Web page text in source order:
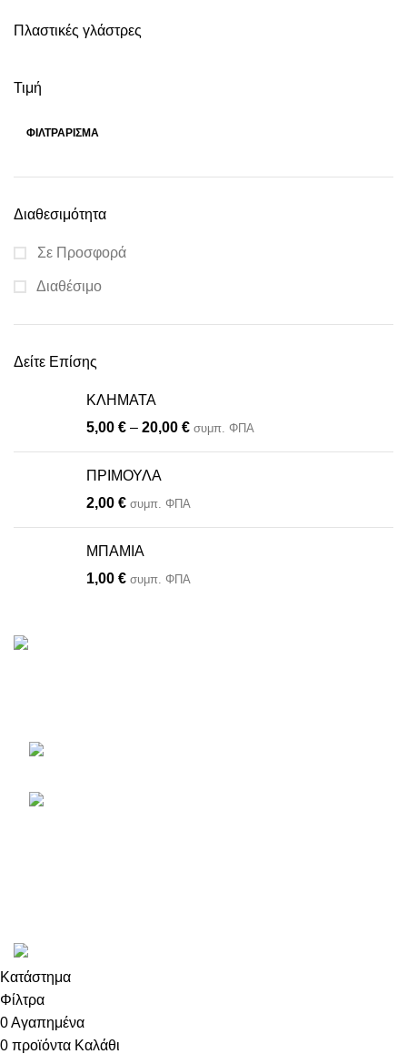
Τιμή
ΦΙΛΤΡΆΡΙΣΜΑ
Διαθεσιμότητα
Σε Προσφορά
Διαθέσιμο
Δείτε Επίσης
ΚΛΗΜΑΤΑ
5,00 € – 20,00 € συμπ. ΦΠΑ
ΠΡΙΜΟΥΛΑ
2,00 € συμπ. ΦΠΑ
ΜΠΑΜΙΑ
1,00 € συμπ. ΦΠΑ
Πλαστικές γλάστρες
Κατάστημα
Φίλτρα
0Αγαπημένα
0 προϊόντα Καλάθι